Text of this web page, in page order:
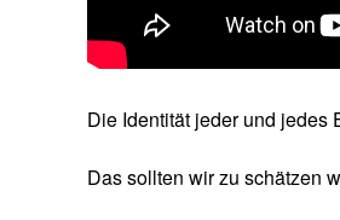
Die Identität jeder und jedes
Das sollten wir zu schätzen